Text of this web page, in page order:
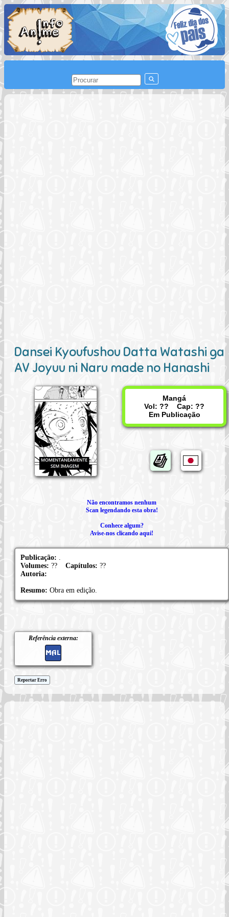
Dansei Kyoufushou Datta Watashi ga
AV Joyuu ni Naru made no Hanashi
Mangá
Vol: ?? Cap: ??
Em Publicação
Não encontramos nenhum
Scan legendando esta obra!
Conhece algum?
Avise-nos clicando aqui!
Publicação:
Volumes: ?? Capítulos: ??
Autoria:
Resumo: Obra em edição.
Referência externa:
Reportar Erro